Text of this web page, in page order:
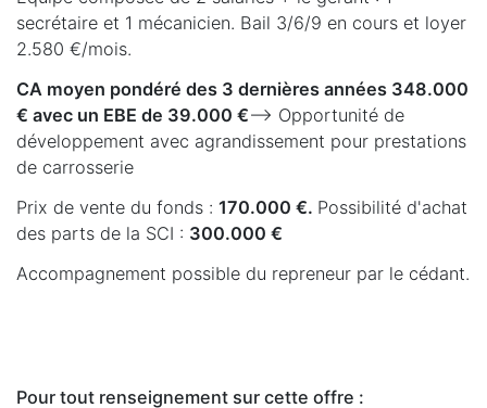
secrétaire et 1 mécanicien. Bail 3/6/9 en cours et loyer
2.580 €/mois.
CA moyen pondéré des 3 dernières années 348.000
€ avec un EBE de 39.000 €--> Opportunité de
développement avec agrandissement pour prestations
de carrosserie
Prix de vente du fonds : 170.000 €. Possibilité d'achat
des parts de la SCI : 300.000 €
Accompagnement possible du repreneur par le cédant.
Pour tout renseignement sur cette offre :